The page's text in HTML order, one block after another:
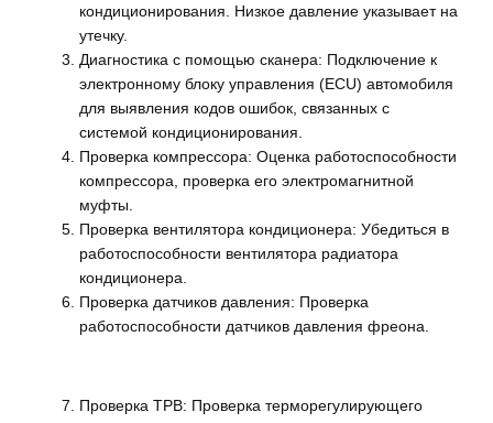
кондиционирования. Низкое давление указывает на
утечку.
Диагностика с помощью сканера: Подключение к
электронному блоку управления (ECU) автомобиля
для выявления кодов ошибок, связанных с
системой кондиционирования.
Проверка компрессора: Оценка работоспособности
компрессора, проверка его электромагнитной
муфты.
Проверка вентилятора кондиционера: Убедиться в
работоспособности вентилятора радиатора
кондиционера.
Проверка датчиков давления: Проверка
работоспособности датчиков давления фреона.
Проверка ТРВ: Проверка терморегулирующего